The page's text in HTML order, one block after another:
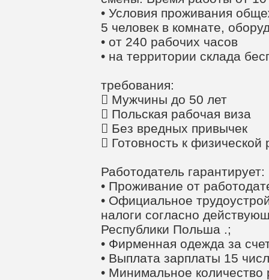
• Условия проживания
5 человек в комнате,
• от 240 рабочих часов
• на территории склада
требования:
 Мужчины до 50 лет
 Польская рабочая виза
 Без вредных привычек
 Готовность к физической
Работодатель гарантирует:
• Проживание от
• Официальное
налоги согласно
Республики Польша .;
• Фирменная одежда за
• Выплата зарплаты 15
• Минимальное количество